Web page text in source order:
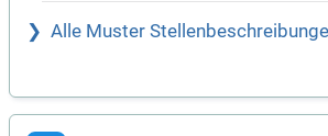
Alle Muster